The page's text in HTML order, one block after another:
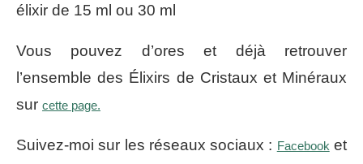
élixir de 15 ml ou 30 ml
Vous pouvez d’ores et déjà retrouver
l’ensemble des Élixirs de Cristaux et Minéraux
sur cette page.
Suivez-moi sur les réseaux sociaux : Facebook et